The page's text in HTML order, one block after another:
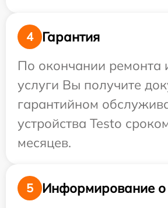
4
Гарантия
По окончании ремонта
услуги Вы получите
гарантийном
устройства Testo
месяцев.
5
Информирование о